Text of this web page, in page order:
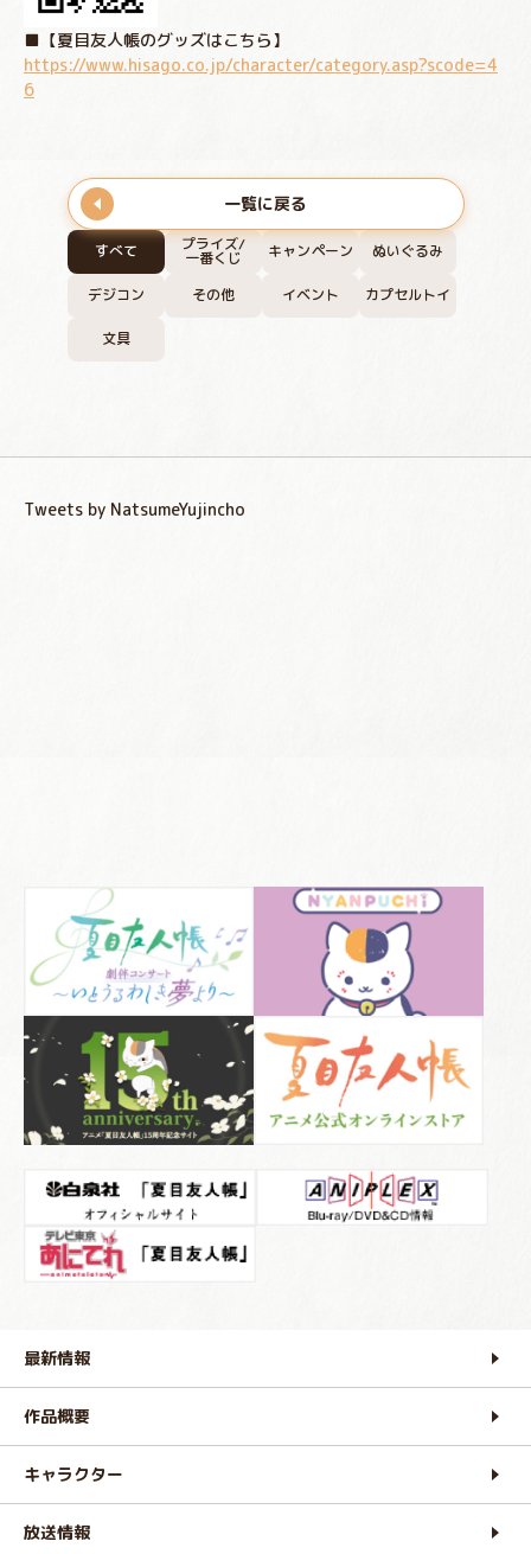
すべて プライズ/
一番くじ キャンペーン ぬいぐるみ
デジコン その他 イベント カプセルトイ
文具
■【夏目友人帳のグッズはこちら】
https://www.hisago.co.jp/character/category.asp?scode=4
6
一覧に戻る
Tweets by NatsumeYujincho
最新情報
作品概要
キャラクター
放送情報